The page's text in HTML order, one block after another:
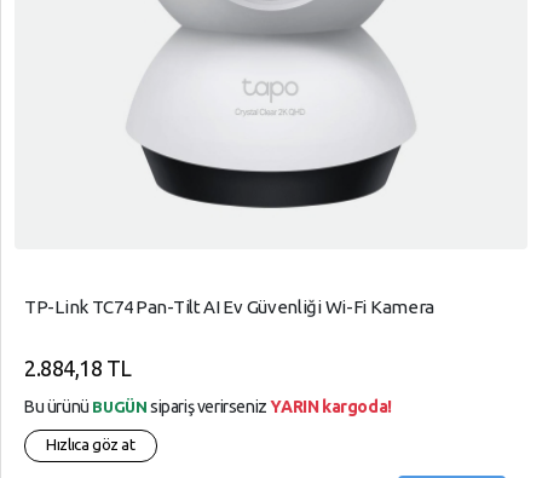
TP-Link TC74 Pan-Tilt AI Ev Güvenliği Wi-Fi Kamera
2.884,18 TL
Bu ürünü BUGÜN sipariş verirsenizYARIN kargoda!
Hızlıca göz at